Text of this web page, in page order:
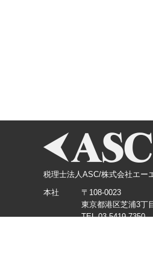
税理士法人ASC/株式会社エー
本社
〒108-0023
東京都港区芝浦3丁
TEL.03-5419-7350